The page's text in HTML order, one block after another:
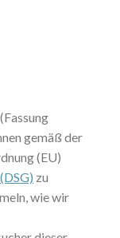
gemäß der
(EU)
zu
wie wir